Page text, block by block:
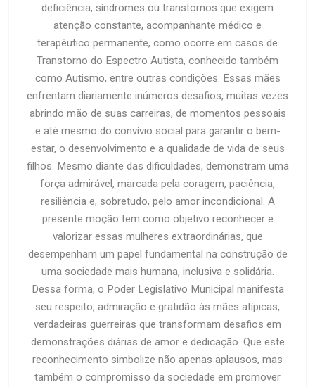
deficiência, síndromes ou transtornos que exigem
atenção constante, acompanhante médico e
terapêutico permanente, como ocorre em casos de
Transtorno do Espectro Autista, conhecido também
como Autismo, entre outras condições. Essas mães
enfrentam diariamente inúmeros desafios, muitas vezes
abrindo mão de suas carreiras, de momentos pessoais
e até mesmo do convívio social para garantir o bem-
estar, o desenvolvimento e a qualidade de vida de seus
filhos. Mesmo diante das dificuldades, demonstram uma
força admirável, marcada pela coragem, paciência,
resiliência e, sobretudo, pelo amor incondicional. A
presente moção tem como objetivo reconhecer e
valorizar essas mulheres extraordinárias, que
desempenham um papel fundamental na construção de
uma sociedade mais humana, inclusiva e solidária.
Dessa forma, o Poder Legislativo Municipal manifesta
seu respeito, admiração e gratidão às mães atípicas,
verdadeiras guerreiras que transformam desafios em
demonstrações diárias de amor e dedicação. Que este
reconhecimento simbolize não apenas aplausos, mas
também o compromisso da sociedade em promover